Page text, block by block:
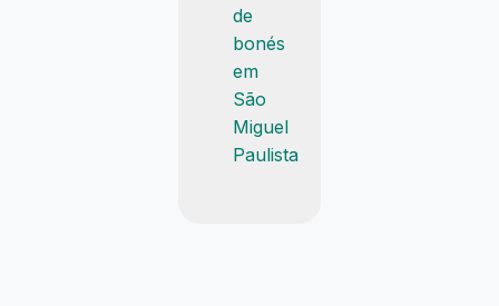
de
bonés
em
São
Miguel
Paulista